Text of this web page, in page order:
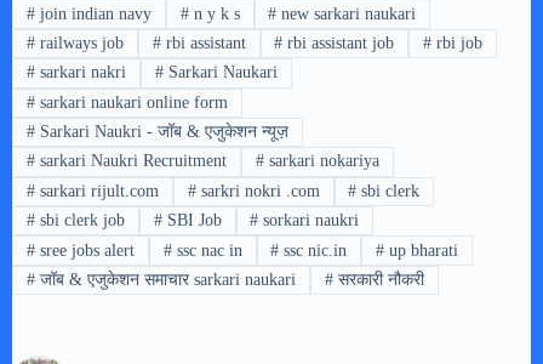
#join indian navy #n y k s # new sarkari naukari
#railways job #rbi assistant # rbi assistant job # rbi job
#sarkari nakri #Sarkari Naukari
#sarkari naukari online form
#Sarkari Naukri - जॉब & एजुकेशन न्यूज़
#sarkari Naukri Recruitment #sarkari nokariya
#sarkari rijult.com #sarkri nokri .com # sbi clerk
#sbi clerk job #SBI Job # sorkari naukri
#sree jobs alert #ssc nac in # ssc nic.in # up bharati
#जॉब & एजुकेशन समाचार sarkari naukari #सरकारी नौकरी